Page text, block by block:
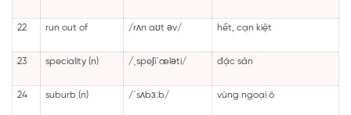
22 run out of /rʌn aʊt əv/ hết, cạn kiệt
23 speciality (n) /ˌspeʃiˈæləti/ đặc sản
24 suburb (n) /ˈsʌbɜːb/ vùng ngoại ô